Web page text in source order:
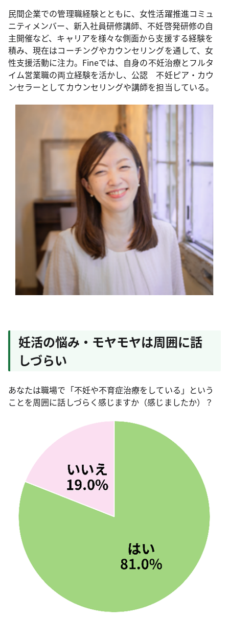
民間企業での管理職経験とともに、女性活躍推進コミュ
ニティメンバー、新入社員研修講師、不妊啓発研修の自
主開催など、キャリアを様々な側面から支援する経験を
積み、現在はコーチングやカウンセリングを通して、女
性支援活動に注力。Fineでは、自身の不妊治療とフルタ
イム営業職の両立経験を活かし、公認 不妊ピア・カウ
ンセラーとしてカウンセリングや講師を担当している。
妊活の悩み・モヤモヤは周囲に話
しづらい
あなたは職場で「不妊や不育症治療をしている」という
ことを周囲に話しづらく感じますか（感じましたか）？